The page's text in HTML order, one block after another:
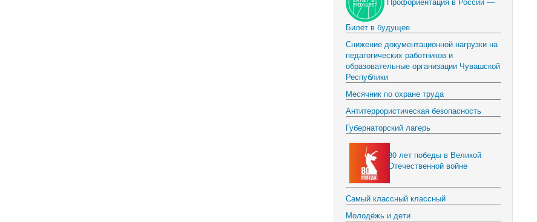
Билет в будущее
Снижение документационной нагрузки на
педагогических работников и
образовательные организации Чувашской
Республики
Месячник по охране труда
Антитеррористическая безопасность
Губернаторский лагерь
80 лет победы в Великой
Отечественной войне
Самый классный классный
Молодёжь и дети